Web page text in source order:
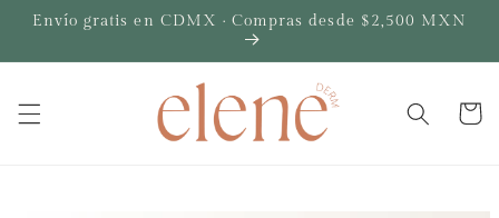
directamente
Envío gratis en CDMX · Compras desde $2,500 MXN
Carrito